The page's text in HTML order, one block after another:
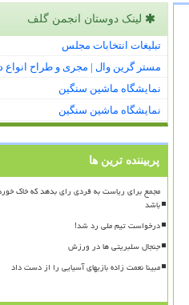
لینک دوستان انجمن گلف
تبلیغات انتخابات مجلس
مستر گرین وال | مجری و طراح انواع
نمایشگاه ماشین سنگین
نمایشگاه ماشین سنگین
پربیننده ترین ها
مجمع برای ریاست به فردی رای بدهد که خاک
باشد
درخواست تیم ملی رد شد!
جنجال سلبریتی ها در ورزش
مبینا نعمت زاده بازیهای آسیایی را از دست داد